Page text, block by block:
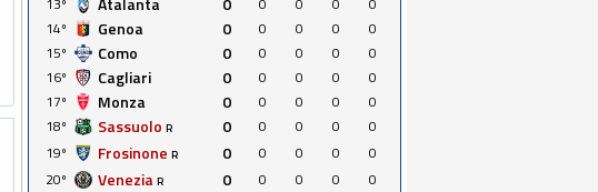
14º
Genoa 0 0 0 0
0
15º
Como 0 0 0 0
0
16º
Cagliari 0 0 0 0
0
17º
Monza 0 0 0 0
0
18º
Sassuolo R 0 0 0 0
0
19º
Frosinone R 0 0 0 0
0
20º
Venezia R 0 0 0 0 0